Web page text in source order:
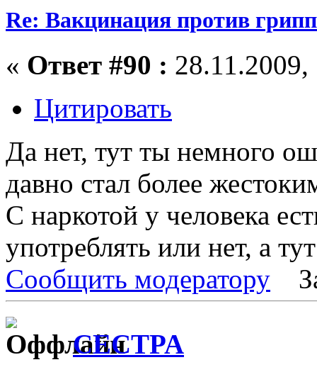
Re: Вакцинация против
« Ответ #90 :
Цитировать
Да нет, тут ты немного
давно стал более
С наркотой у человека
употреблять или нет, а
Сообщить модератору
CECTPA